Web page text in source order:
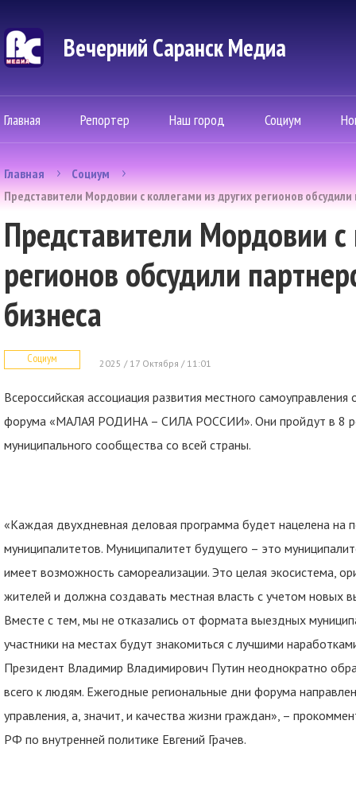
Вечерний Саранск Mедиа
Главная Репортер Наш город Социум
Главная
Социум
Представители Мордовии с коллегами из других регионов обсудили
Представители Мордовии
регионов обсудили
бизнеса
Социум 2025 / 17 Октября / 11:01
Всероссийская ассоциация развития местного
форума «МАЛАЯ РОДИНА – СИЛА РОССИИ». Они пройдут в 8
муниципального сообщества со всей страны.
«Каждая двухдневная деловая программа будет нацелена на
муниципалитетов. Муниципалитет будущего – это
имеет возможность самореализации. Это целая экосистема,
жителей и должна создавать местная власть с учетом новых
Вместе с тем, мы не отказались от формата выездных
участники на местах будут знакомиться с лучшими
Президент Владимир Владимирович Путин неоднократно
всего к людям. Ежегодные региональные дни форума
управления, а, значит, и качества жизни граждан», –
РФ по внутренней политике Евгений Грачев.